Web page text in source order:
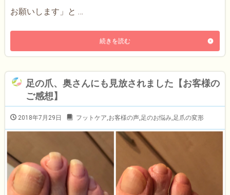
お願いします」と …
続きを読む
足の爪、奥さんにも見放されました【お客様の
ご感想】
2018年7月29日 フットケア お客様の声 足のお悩み 足爪の変形